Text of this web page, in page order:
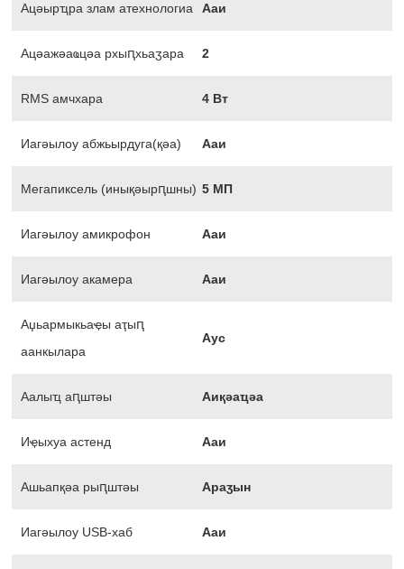
Ацәырҵра злам атехнологиа Ааи
Ацәажәаҩцәа рхыԥхьаӡара 2
RMS амчхара 4 Вт
Иагәылоу абжьырдуга(қәа) Ааи
Мегапиксель (инықәырԥшны) 5 МП
Иагәылоу амикрофон Ааи
Иагәылоу акамера Ааи
Аџьармыкьаҿы аҭыԥ
аанкылара
Аус
Аалыҵ аԥштәы Аиқәаҵәа
Иҿыхуа астенд Ааи
Ашьапқәа рыԥштәы Араӡын
Иагәылоу USB-хаб Ааи